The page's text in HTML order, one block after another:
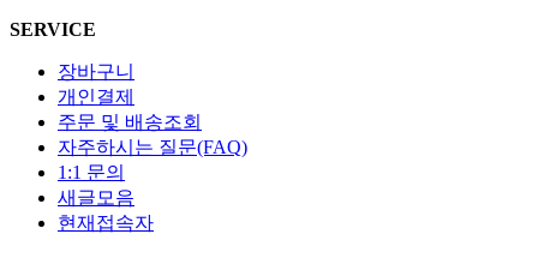
SERVICE
장바구니
개인결제
주문 및 배송조회
자주하시는 질문(FAQ)
1:1 문의
새글모음
현재접속자